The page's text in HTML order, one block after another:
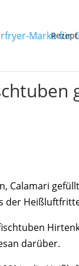
Calamari
der
darüber.